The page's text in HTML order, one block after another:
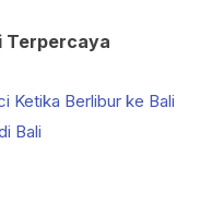
Terpercaya
Ketika Berlibur ke Bali
Bali